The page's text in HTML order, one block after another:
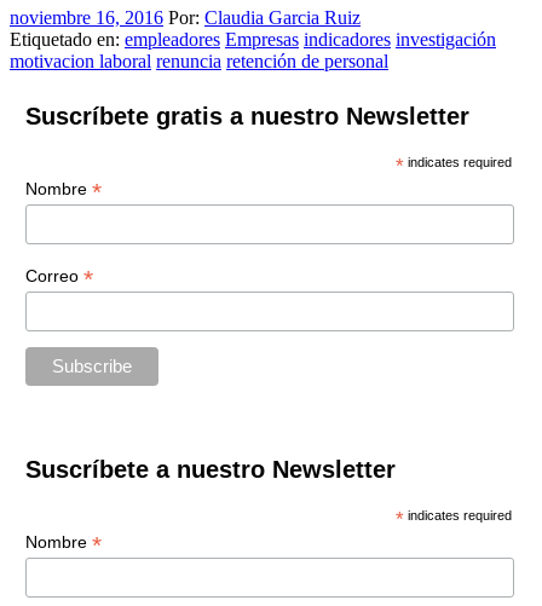
noviembre 16, 2016 Por: Claudia Garcia Ruiz
Etiquetado en: empleadores Empresas indicadores investigación
motivacion laboral renuncia retención de personal
Suscríbete gratis a nuestro Newsletter
* indicates required
Nombre *
Correo *
Suscríbete a nuestro Newsletter
* indicates required
Nombre *